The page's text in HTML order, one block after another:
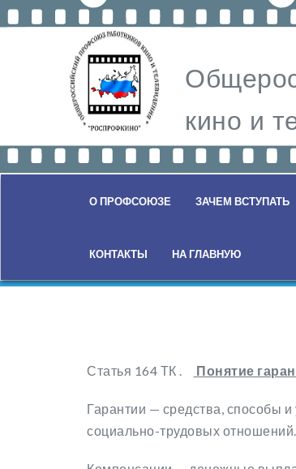
кино и
О ПРОФСОЮЗЕ ЗАЧЕМ ВСТУПАТЬ
КОНТАКТЫ НА ГЛАВНУЮ
Статья 164 ТК . Понятие
Гарантии — средства, способы
социально-трудовых отношений.